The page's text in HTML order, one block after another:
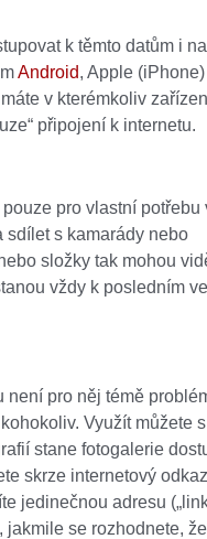
k těmto datům i
Android, Apple
v kterémkoliv
připojení k internetu.
pro vlastní potřebu
sdílet s kamarády nebo
složky tak mohou
vždy k posledním
pro něj témě
Využít můžete
stane fotogalerie
skrze internetový
jedinečnou adresu
se rozhodnete,